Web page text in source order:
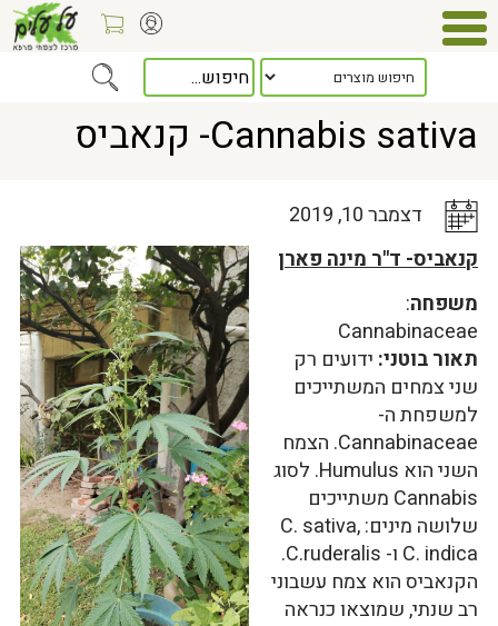
כלל המאמרים> Cannabis sativa- קנאביס
Cannabis sativa- קנאביס
דצמבר 10, 2019
קנאביס- ד"ר מינה פארן
משפחה:
Cannabinaceae
תאור בוטני: ידועים רק
שני צמחים המשתייכים
למשפחת ה-
Cannabinaceae. הצמח
השני הוא Humulus. לסוג
Cannabis משתייכים
שלושה מינים: C. sativa,
C. indica ו- C.ruderalis.
הקנאביס הוא צמח עשבוני
רב שנתי, שמוצאו כנראה